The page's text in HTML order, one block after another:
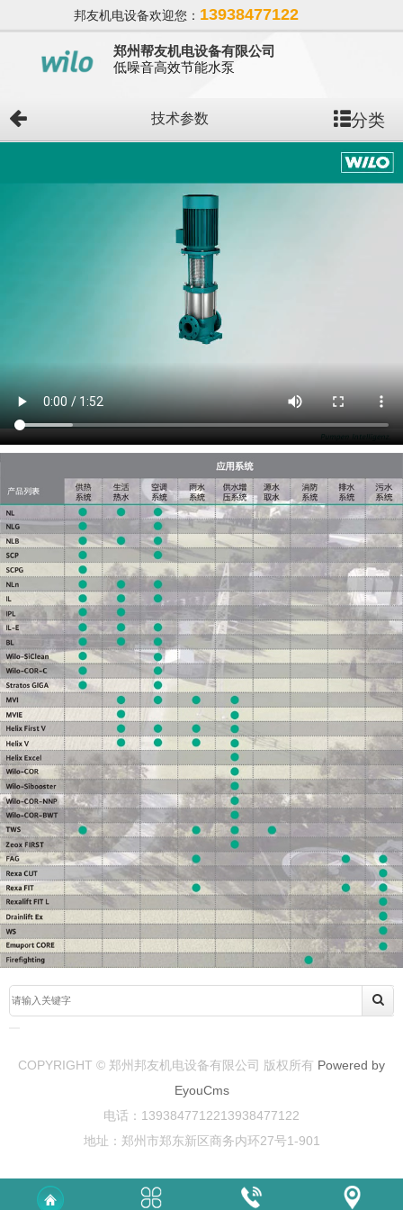
邦友机电设备欢迎您： 13938477122
郑州帮友机电设备有限公司
低噪音高效节能水泵
技术参数 分类
COPYRIGHT © 郑州邦友机电设备有限公司 版权所有 Powered by
EyouCms
电话：1393847712213938477122
地址：郑州市郑东新区商务内环27号1-901